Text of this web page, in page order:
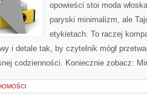
opowieści stoi moda
paryski minimalizm, ale
etykietach. To raczej
i detale tak, by czytelnik mógł
codzienności. Koniecznie zobacz: